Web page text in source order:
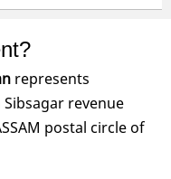
represents
revenue
postal circle of